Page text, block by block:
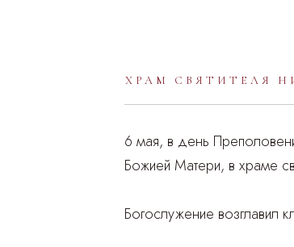
ХРАМ СВЯТИТЕЛЯ
6 мая, в день
Божией Матери, в храме
Богослужение возглавил